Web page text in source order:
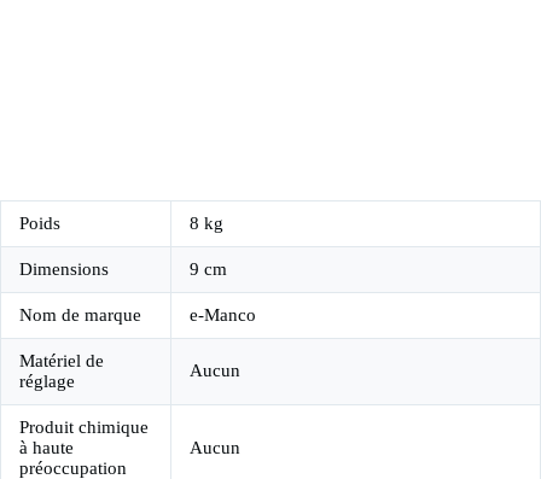
Poids 8 kg
Dimensions 9 cm
Nom de marque e-Manco
Matériel de
réglage
Aucun
Produit chimique
à haute
préoccupation
Aucun